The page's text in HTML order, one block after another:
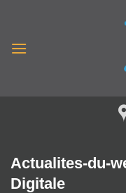
contenu
Actualites-du-
Digitale